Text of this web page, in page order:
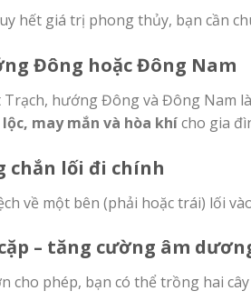
hết giá trị phong thủy, bạn cần
Đông hoặc Đông Nam
hướng Đông và Đông Nam
may mắn và hòa khícho gia
chắn lối đi chính
về một bên (phải hoặc trái) lối
– tăng cường âm
cho phép, bạn có thể trồng hai